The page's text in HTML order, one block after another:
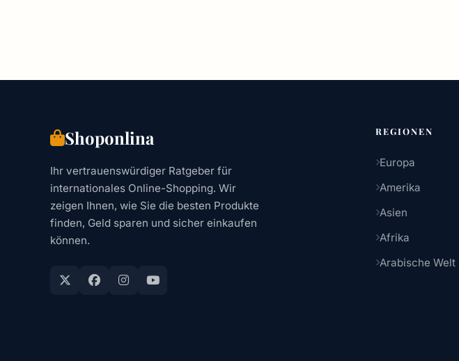
Shoponlina
Ihr vertrauenswürdiger Ratgeber für
internationales Online-Shopping. Wir
zeigen Ihnen, wie Sie die besten Produkte
finden, Geld sparen und sicher einkaufen
können.
REGIONEN
Europa
Amerika
Asien
Afrika
Arabische Welt